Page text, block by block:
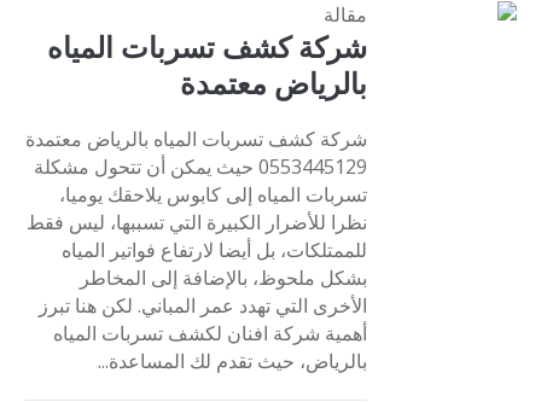
مقالة
شركة كشف تسربات المياه
بالرياض معتمدة
شركة كشف تسربات المياه بالرياض معتمدة
0553445129 حيث يمكن أن تتحول مشكلة
تسربات المياه إلى كابوس يلاحقك يوميا،
نظرا للأضرار الكبيرة التي تسببها، ليس فقط
للممتلكات، بل أيضا لارتفاع فواتير المياه
بشكل ملحوظ، بالإضافة إلى المخاطر
الأخرى التي تهدد عمر المباني. لكن هنا تبرز
أهمية شركة افنان لكشف تسربات المياه
بالرياض، حيث تقدم لك المساعدة...